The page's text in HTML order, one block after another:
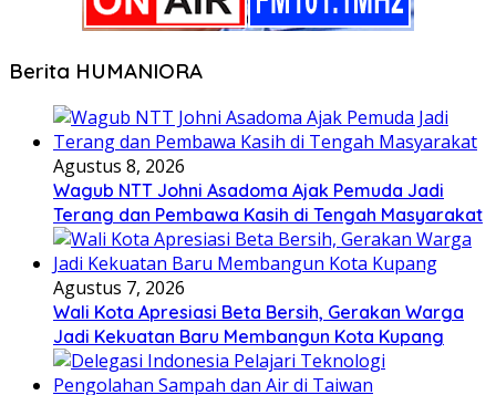
Berita HUMANIORA
Agustus 8, 2026
Wagub NTT Johni Asadoma Ajak Pemuda Jadi
Terang dan Pembawa Kasih di Tengah Masyarakat
Agustus 7, 2026
Wali Kota Apresiasi Beta Bersih, Gerakan Warga
Jadi Kekuatan Baru Membangun Kota Kupang